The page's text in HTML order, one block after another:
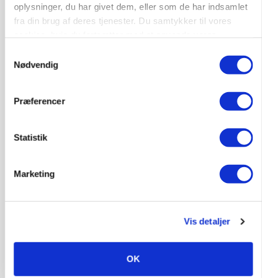
oplysninger, du har givet dem, eller som de har indsamlet
fra din brug af deres tjenester. Du samtykker til vores
Nødvendig
Præferencer
Statistik
Marketing
Vis detaljer
OK
Nye aktierekorder – og den brutale lektie fra et